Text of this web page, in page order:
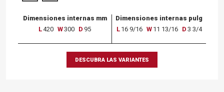
Dimensiones internas mm
L420 W300 D 95
Dimensiones internas pulg
L 16 9/16 W 11 13/16 D 3 3/4
DESCUBRA LAS VARIANTES